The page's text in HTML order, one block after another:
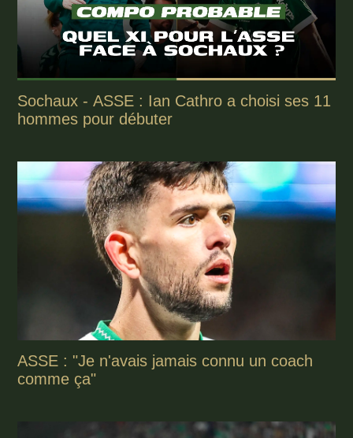
Sochaux - ASSE : Ian Cathro a choisi ses 11
hommes pour débuter
ASSE : "Je n'avais jamais connu un coach
comme ça"